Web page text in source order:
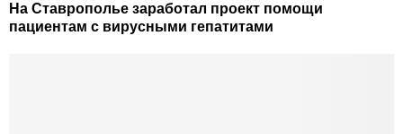
На Ставрополье заработал проект помощи
пациентам с вирусными гепатитами